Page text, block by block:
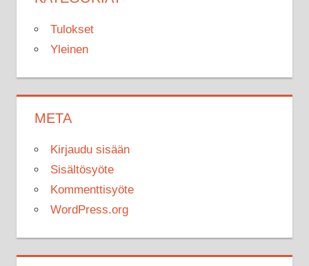
Tulokset
Yleinen
META
Kirjaudu sisään
Sisältösyöte
Kommenttisyöte
WordPress.org